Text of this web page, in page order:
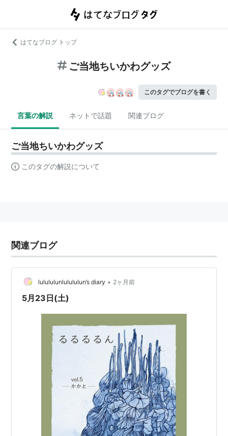
はてなブログ トップ
ご当地ちいかわグッズ
このタグでブログを書く
言葉の解説 ネットで話題 関連ブログ
ご当地ちいかわグッズ
このタグの解説について
関連ブログ
lulululunlulululun’s diary • 2ヶ月前
5月23日(土)